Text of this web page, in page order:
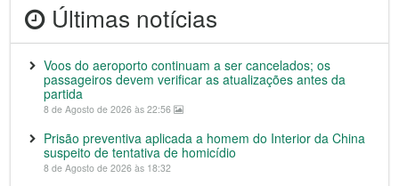
Últimas notícias
Voos do aeroporto continuam a ser cancelados; os
passageiros devem verificar as atualizações antes da
partida
8 de Agosto de 2026 às 22:56
Prisão preventiva aplicada a homem do Interior da China
suspeito de tentativa de homicídio
8 de Agosto de 2026 às 18:32